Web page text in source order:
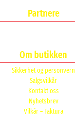
Partnere
Om butikken
Sikkerhet og personvern
Salgsvilkår
Kontakt oss
Nyhetsbrev
Vilkår – Faktura